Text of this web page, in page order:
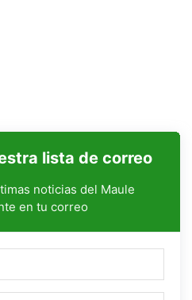
lista de correo
noticias del Maule
en tu correo